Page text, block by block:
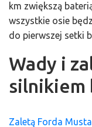
km zwiększą
wszystkie osie
do pierwszej setki
Wady i
silnikiem
Zaletą Forda